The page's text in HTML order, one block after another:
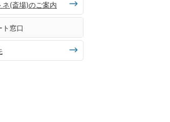
ネ(斎場)のご案内
ト窓口